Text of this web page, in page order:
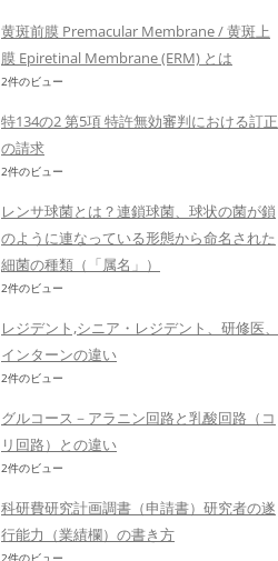
黄斑前膜 Premacular Membrane / 黄斑上
膜 Epiretinal Membrane (ERM) とは
2件のビュー
特134の2 第5項 特許無効審判における訂正
の請求
2件のビュー
レンサ球菌とは？連鎖球菌、球状の菌が鎖
のように連なっている形態から命名された
細菌の種類（「属名」）
2件のビュー
レジデント,シニア・レジデント、研修医、
インターンの違い
2件のビュー
グルコース－アラニン回路と乳酸回路（コ
リ回路）との違い
2件のビュー
科研費研究計画調書（申請書）研究者の遂
行能力（業績欄）の書き方
2件のビュー